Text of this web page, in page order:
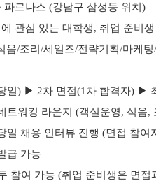
파르나스 (강남구 삼성동 위치)
관심 있는 대학생, 취업 준비
음/조리/세일즈/전략기획/마케
일) ▶ 2차 면접(1차 합격자) ▶
트워킹 라운지 (객실운영, 식
일 채용 인터뷰 진행 (면접 참
급 가능
참여 가능 (취업 준비생은 면